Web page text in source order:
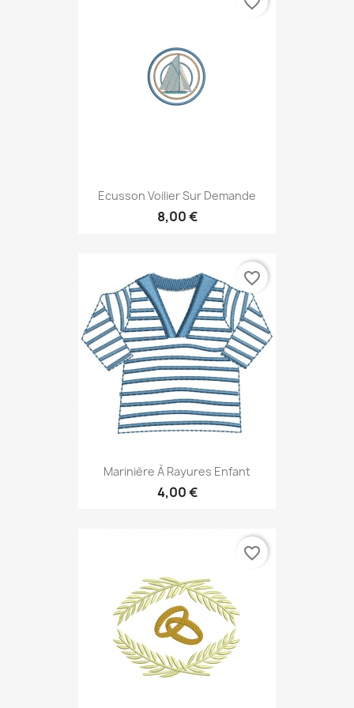
Ecusson Voilier Sur Demande
8,00 €
Marinière À Rayures Enfant
4,00 €
favorite_border
favorite_border